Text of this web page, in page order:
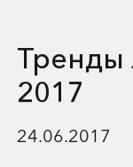
Тренды
2017
24.06.2017